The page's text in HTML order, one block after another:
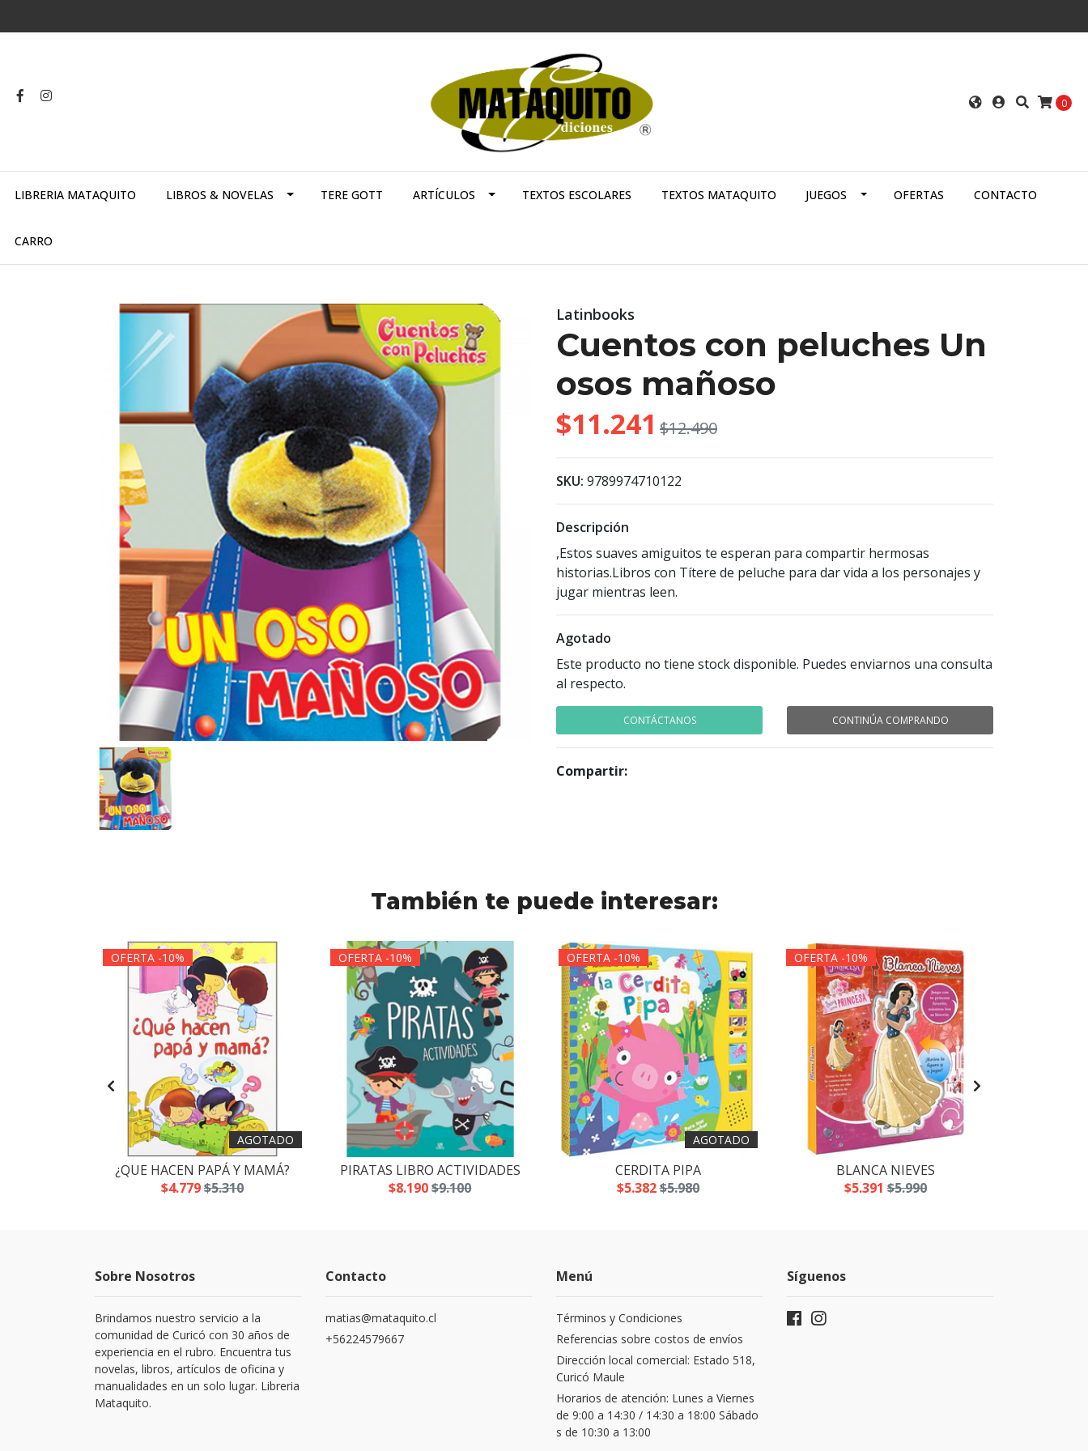
0
LIBRERIA MATAQUITO LIBROS & NOVELAS TERE GOTT ARTÍCULOS TEXTOS ESCOLARES TEXTOS MATAQUITO JUEGOS OFERTAS CONTACTO
CARRO
Latinbooks
Cuentos con peluches Un
osos mañoso
$11.241 $12.490
SKU: 9789974710122
Descripción
,Estos suaves amiguitos te esperan para compartir hermosas
historias.Libros con Títere de peluche para dar vida a los personajes y
jugar mientras leen.
Agotado
Este producto no tiene stock disponible. Puedes enviarnos una consulta
al respecto.
CONTÁCTANOS CONTINÚA COMPRANDO
Compartir:
También te puede interesar:
OFERTA -10%
AGOTADO
¿QUE HACEN PAPÁ Y MAMÁ?
$4.779$5.310
OFERTA -10%
PIRATAS LIBRO ACTIVIDADES
$8.190$9.100
OFERTA -10%
AGOTADO
CERDITA PIPA
$5.382$5.980
OFERTA -10%
BLANCA NIEVES
$5.391 $5.990
Sobre Nosotros
Brindamos nuestro servicio a la
comunidad de Curicó con 30 años de
experiencia en el rubro. Encuentra tus
novelas, libros, artículos de oficina y
manualidades en un solo lugar. Libreria
Mataquito.
Contacto
matias@mataquito.cl
+56224579667
Menú
Términos y Condiciones
Referencias sobre costos de envíos
Dirección local comercial: Estado 518,
Curicó Maule
Horarios de atención: Lunes a Viernes
de 9:00 a 14:30 / 14:30 a 18:00 Sábado
s de 10:30 a 13:00
Síguenos